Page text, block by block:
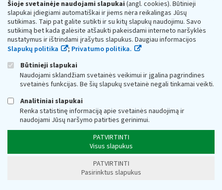
Šioje svetainėje naudojami slapukai(angl. cookies). Būtinieji
slapukai įdiegiami automatiškai ir jiems nėra reikalingas Jūsų
sutikimas. Taip pat galite sutikti ir su kitų slapukų naudojimu. Savo
sutikimą bet kada galėsite atšaukti pakeisdami interneto naršyklės
nustatymus ir ištrindami įrašytus slapukus. Daugiau informacijos
Slapukų politika
; Privatumo politika.
Būtinieji slapukai
Naudojami sklandžiam svetainės veikimui ir įgalina pagrindines
svetainės funkcijas. Be šių slapukų svetainė negali tinkamai veikti.
Analitiniai slapukai
Renka statistinę informaciją apie svetainės naudojimą ir
naudojami Jūsų naršymo patirties gerinimui.
PATVIRTINTI
Visus slapukus
PATVIRTINTI
Pasirinktus slapukus
Valstybinė mokesčių inspekcija prie Lietuvos
Respublikos finansų ministerijos
Biudžetinė įstaiga. Juridinio asmens kodas — 188659752,
adresas: Vasario 16-osios g. 14, 01107 Vilnius, Lietuva, el.paštas:
Duomenys apie Valstybinę mokesčių inspekciją prie Lietuvos
Respublikos finansų ministerijos kaupiami ir saugomi Juridinių
asmenų registre